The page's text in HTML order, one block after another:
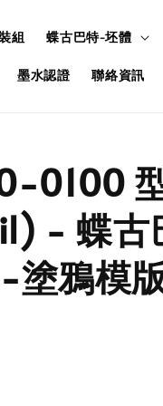
組
蝶古巴特-坯體
墨水認證 聯絡資訊
0100
- 蝶
塗鴉模